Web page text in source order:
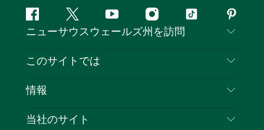
フ
ェ
ス
ッ
ツ
イ
タ
ユ
ー
イ
ン
テ
ピ
ン
レ
ト
ニューサウスウェールズ州を訪問
お問い合わせ
クッキーに関する通知
このサイトでは
目的地
情報
旅行情報
当社のサイト